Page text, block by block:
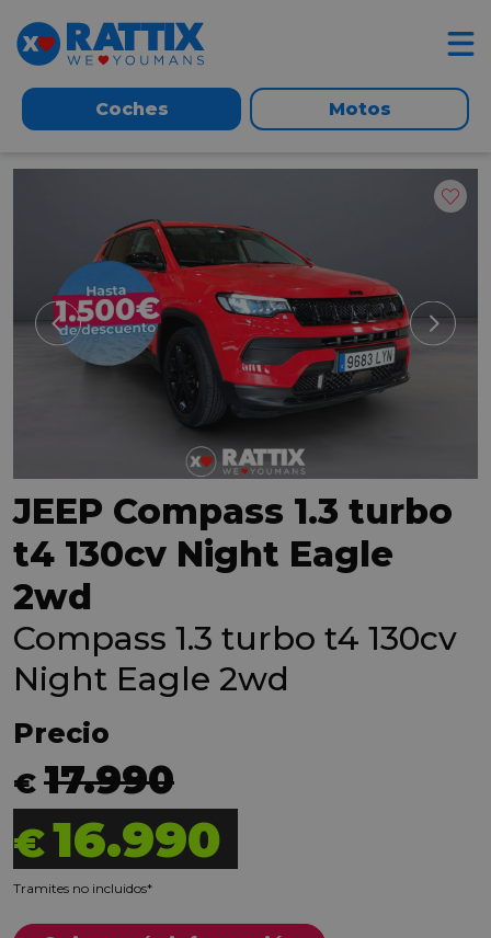
Coches Motos
JEEP Compass 1.3 turbo
t4 130cv Night Eagle
2wd
Compass 1.3 turbo t4 130cv
Night Eagle 2wd
Precio
€ 17.990
€16.990
Tramites no incluidos*